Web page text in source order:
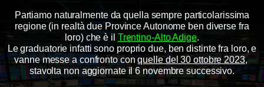
Partiamo naturalmente da quella sempre particolarissima
regione (in realtà due Province Autonome ben diverse fra
loro) che è il Trentino-Alto Adige.
Le graduatorie infatti sono proprio due, ben distinte fra loro, e
vanne messe a confronto conquelle del 30 ottobre 2023,
stavolta non aggiornate il 6 novembre successivo.